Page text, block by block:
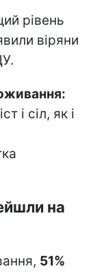
рівень
віряни
і сіл, як і
на
51%